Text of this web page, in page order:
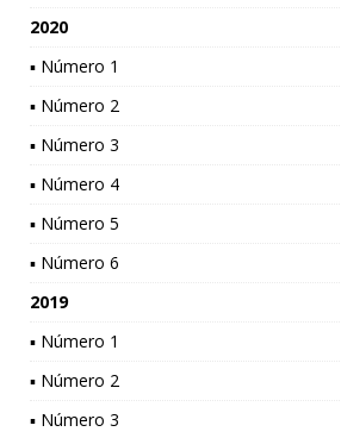
2020
▪ Número 1
▪ Número 2
▪ Número 3
▪ Número 4
▪ Número 5
▪ Número 6
2019
▪ Número 1
▪ Número 2
▪ Número 3